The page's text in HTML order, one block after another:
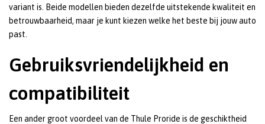
variant is. Beide modellen bieden dezelfde uitstekende kwaliteit en
betrouwbaarheid, maar je kunt kiezen welke het beste bij jouw auto
past.
Gebruiksvriendelijkheid en
compatibiliteit
Een ander groot voordeel van de Thule Proride is de geschiktheid